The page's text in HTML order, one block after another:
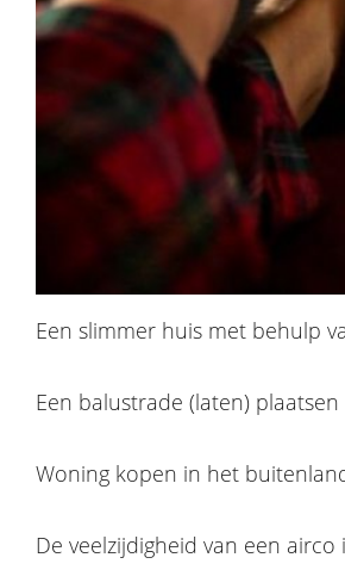
Een slimmer huis met behulp
Een balustrade (laten) plaatsen
Woning kopen in het
De veelzijdigheid van een